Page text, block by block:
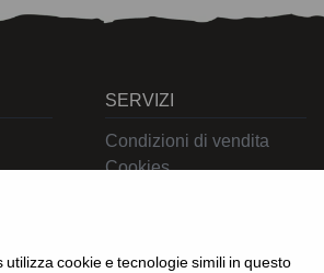
SERVIZI
Condizioni di vendita
Cookies
utilizza cookie e tecnologie simili in questo